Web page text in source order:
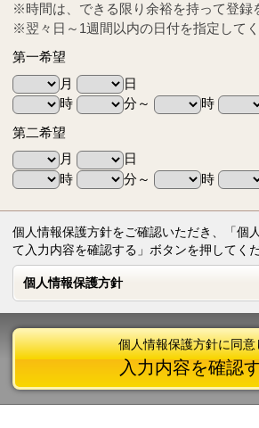
※時間は、できる限り余裕を持って登録
※翌々日～1週間以内の日付を指定してく
第一希望
月
日
時
分～ 時
第二希望
月
日
時
分～ 時
個人情報保護方針をご確認いただき、「個
て入力内容を確認する」ボタンを押してくだ
個人情報保護方針
個人情報保護方針
個人情報保護方針に同意
入力内容を確認